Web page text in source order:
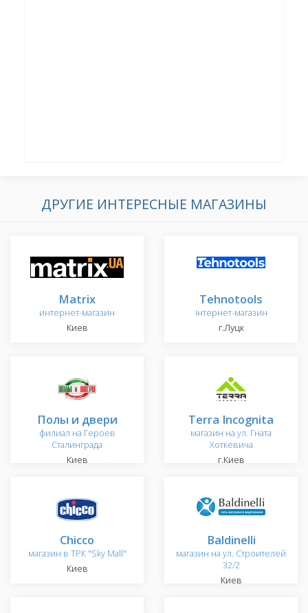
ДРУГИЕ ИНТЕРЕСНЫЕ МАГАЗИНЫ
Matrix
интернет-магазин
Киев
Tehnotools
інтернет-магазин
г.Луцк
Полы и двери
филиал на Героев
Сталинграда
Киев
Terra Incognita
магазин на ул. Гната
Хоткевича
г.Киев
Chicco
магазин в ТРК "Sky Mall"
Киев
Baldinelli
магазин на ул. Строителей
32/2
Киев